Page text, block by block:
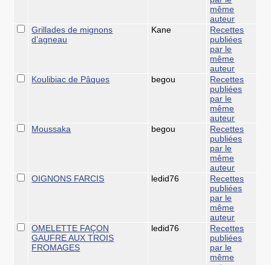
même
auteur
Grillades de mignons
d’agneau
Kane
Recettes
publiées
par le
même
auteur
Koulibiac de Pâques
begou
Recettes
publiées
par le
même
auteur
Moussaka
begou
Recettes
publiées
par le
même
auteur
OIGNONS FARCIS
ledid76
Recettes
publiées
par le
même
auteur
OMELETTE FAÇON
GAUFRE AUX TROIS
FROMAGES
ledid76
Recettes
publiées
par le
même